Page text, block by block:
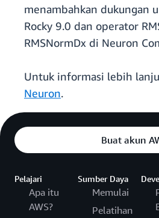
menambahkan dukungan
Rocky 9.0 dan operator
RMSNormDx di Neuron
Untuk informasi lebih
Neuron.
Buat akun
Pelajari
Apa itu
AWS?
Sumber Daya
Memulai
Pelatihan